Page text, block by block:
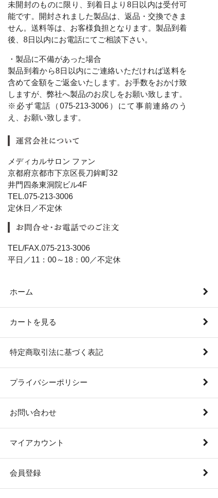
未開封のものに限り、到着日より8日以内は受付可
能です。開封されました製品は、返品・交換できま
せん。送料等は、お客様負担となります。製品到着
後、8日以内にお電話にてご相談下さい。
・製品に不備があった場合
製品到着から8日以内にご連絡いただければ送料を
含めて金額をご返金いたします。お手数をおかけ致
しますが、弊社へ製品のお戻しをお願い致します。
※必ず電話（075-213-3006）にて事前連絡のう
え、お願い致します。
メディカルサロン ファン
京都府京都市下京区長刀鉾町32
井門四条東洞院ビル4F
TEL.075-213-3006
定休日／不定休
TEL/FAX.075-213-3006
平日／11：00～18：00／不定休
ホーム
カートを見る
特定商取引法に基づく表記
プライバシーポリシー
お問い合わせ
マイアカウント
会員登録